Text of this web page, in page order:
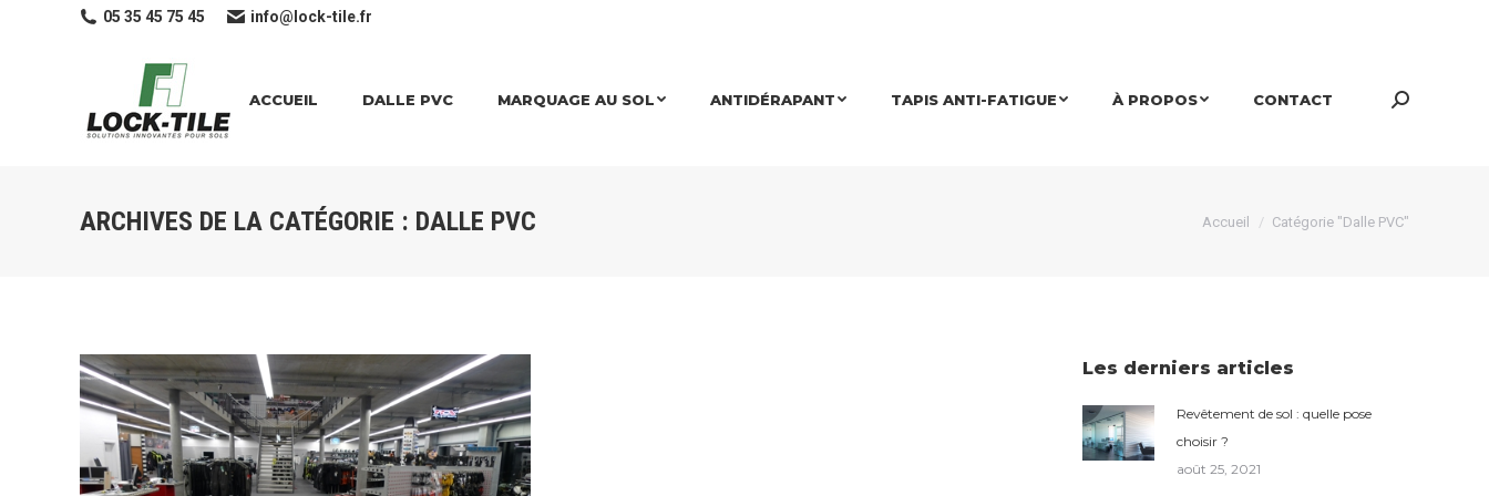
05 35 45 75 45 info@lock-tile.fr
ACCUEIL DALLE PVC MARQUAGE AU SOL ANTIDÉRAPANT TAPIS ANTI-FATIGUE À PROPOS CONTACT Search:
ARCHIVES DE LA CATÉGORIE : DALLE PVC Vous êtes ici :
Accueil Catégorie "Dalle PVC"
Les derniers articles
Revêtement de sol : quelle pose
choisir ?
août 25, 2021